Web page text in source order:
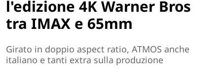
l'edizione 4K Warner Bros
tra IMAX e 65mm
Girato in doppio aspect ratio, ATMOS anche
italiano e tanti extra sulla produzione